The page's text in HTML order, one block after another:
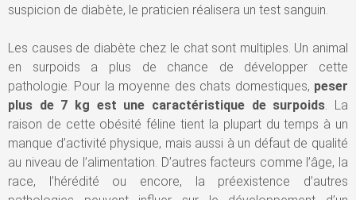
suspicion de diabète, le praticien réalisera un test sanguin.
Les causes de diabète chez le chat sont multiples. Un animal
en surpoids a plus de chance de développer cette
pathologie. Pour la moyenne des chats domestiques, peser
plus de 7 kg est une caractéristique de surpoids. La
raison de cette obésité féline tient la plupart du temps à un
manque d’activité physique, mais aussi à un défaut de qualité
au niveau de l’alimentation. D’autres facteurs comme l’âge, la
race, l’hérédité ou encore, la préexistence d’autres